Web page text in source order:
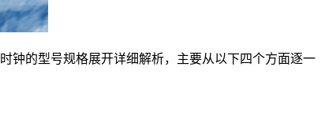
的型号规格展开详细解析，主要从以下四个方面逐一